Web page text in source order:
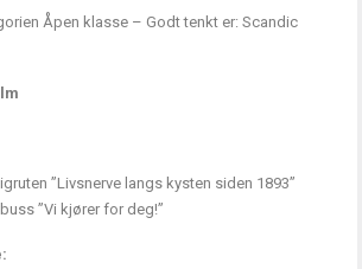
Åpen klasse – Godt tenkt er: Scandic
”Livsnerve langs kysten siden 1893”
”Vi kjører for deg!”